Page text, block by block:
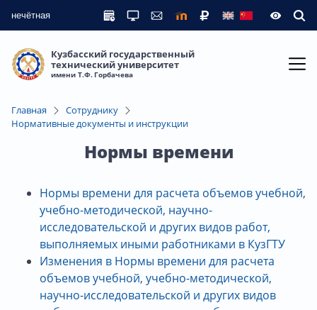
нечётная
Кузбасский государственный
технический университет
имени Т.Ф. Горбачева
Главная
Сотруднику
Нормативные документы и инструкции
Нормы времени
Нормы времени для расчета объемов учебной,
учебно-методической, научно-
исследовательской и других видов работ,
выполняемых иными работниками в КузГТУ
Изменения в Нормы времени для расчета
объемов учебной, учебно-методической,
научно-исследовательской и других видов